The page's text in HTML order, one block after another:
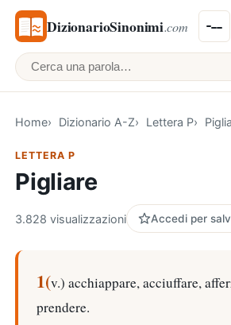
DizionarioSinonimi.com
Cerca una parola
Home Dizionario A-Z Lettera P
LETTERA P
Pigliare
3.828 visualizzazioni Accedi per
1(v.) acchiappare, acciuffare,
prendere.